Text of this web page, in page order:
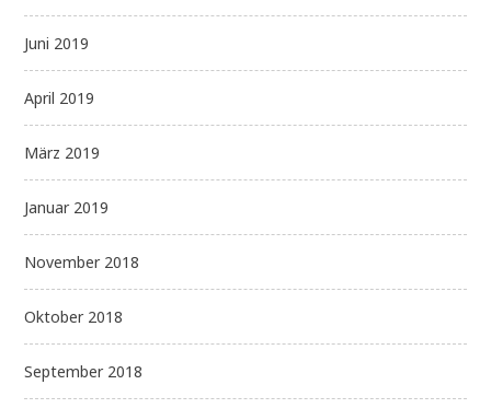
Juni 2019
April 2019
März 2019
Januar 2019
November 2018
Oktober 2018
September 2018